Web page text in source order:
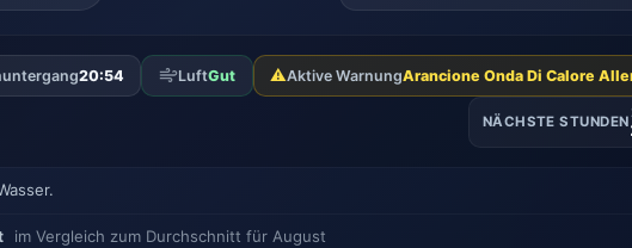
20:54 LuftGut ⚠️Aktive WarnungArancione Onda Di Calore
NÄCHSTE STUNDEN
im Vergleich zum Durchschnitt für August